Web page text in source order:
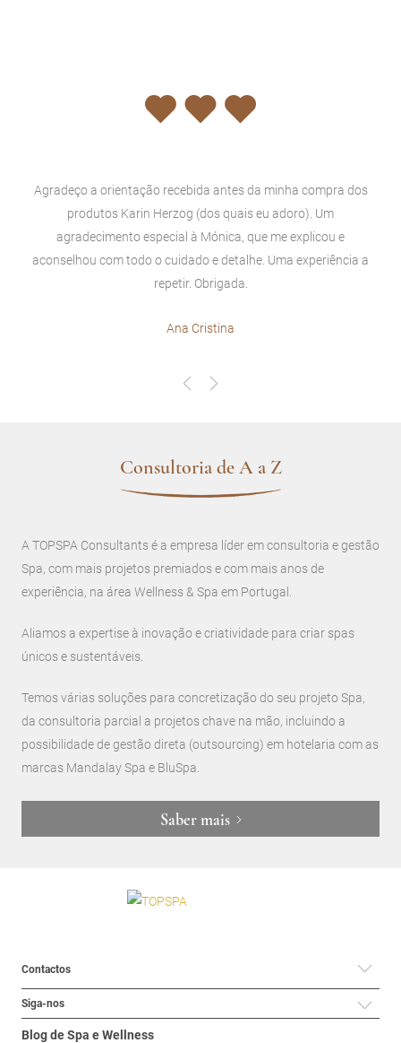
Agradeço a orientação recebida antes da minha compra dos
produtos Karin Herzog (dos quais eu adoro). Um
agradecimento especial à Mónica, que me explicou e
aconselhou com todo o cuidado e detalhe. Uma experiência a
repetir. Obrigada.
Ana Cristina
Consultoria de A a Z
A TOPSPA Consultants é a empresa líder em consultoria e gestão
Spa, com mais projetos premiados e com mais anos de
experiência, na área Wellness & Spa em Portugal.
Aliamos a expertise à inovação e criatividade para criar spas
únicos e sustentáveis.
Temos várias soluções para concretização do seu projeto Spa,
da consultoria parcial a projetos chave na mão, incluindo a
possibilidade de gestão direta (outsourcing) em hotelaria com as
marcas Mandalay Spa e BluSpa.
Saber mais
Contactos
Siga-nos
Blog de Spa e Wellness